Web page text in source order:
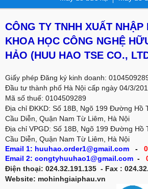
CÔNG TY TNHH XUẤT NHẬP
KHOA HỌC CÔNG NGHỆ
HẢO (HUU HAO TSE CO.,
Giấy phép Đăng ký kinh doanh:
Đầu tư thành phố Hà Nội cấp ngày 04/3/
Mã số thuế: 0104509289
Địa chỉ ĐKKD: Số 18B, Ngõ 199 Đường Hồ
Cầu Diễn, Quận Nam Từ Liêm, Hà Nội
Địa chỉ VPGD: Số 18B, Ngõ 199 Đường Hồ
Cầu Diễn, Quận Nam Từ Liêm, Hà Nội
Email 1: huuhao.order1@gmail.com
-
Email 2: congtyhuuhao1@gmail.com -
Điện thoại: 024.32.191.135 - Fax :
Website: mohinhgiaiphau.vn